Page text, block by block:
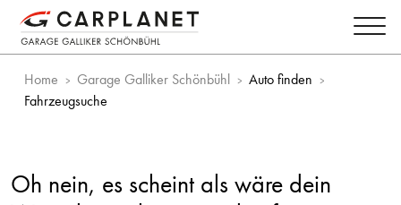
Home Garage Galliker Schönbühl
Auto finden
Fahrzeugsuche
Oh nein, es scheint als wäre dein